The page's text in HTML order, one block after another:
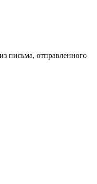
письма, отправленного